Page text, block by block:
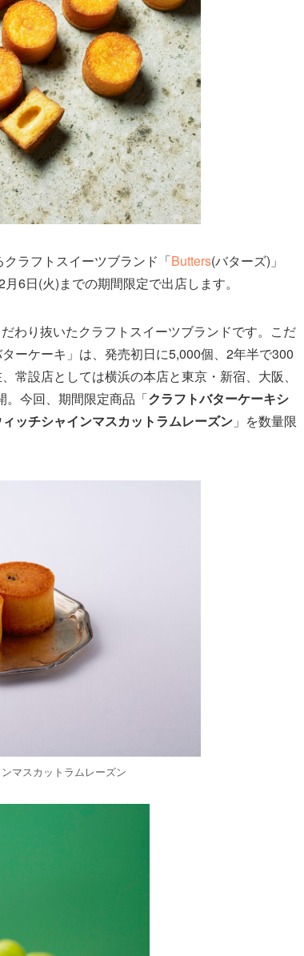
ラフトスイーツブランド「Butters(バターズ)」
6日(火)までの期間限定で出店します。
わり抜いたクラフトスイーツブランドです。こだ
ーケーキ」は、発売初日に5,000個、2年半で300
常設店としては横浜の本店と東京・新宿、大阪、
。今回、期間限定商品「クラフトバターケーキシ
ッチシャインマスカットラムレーズン 」を数量限
マスカットラムレーズン